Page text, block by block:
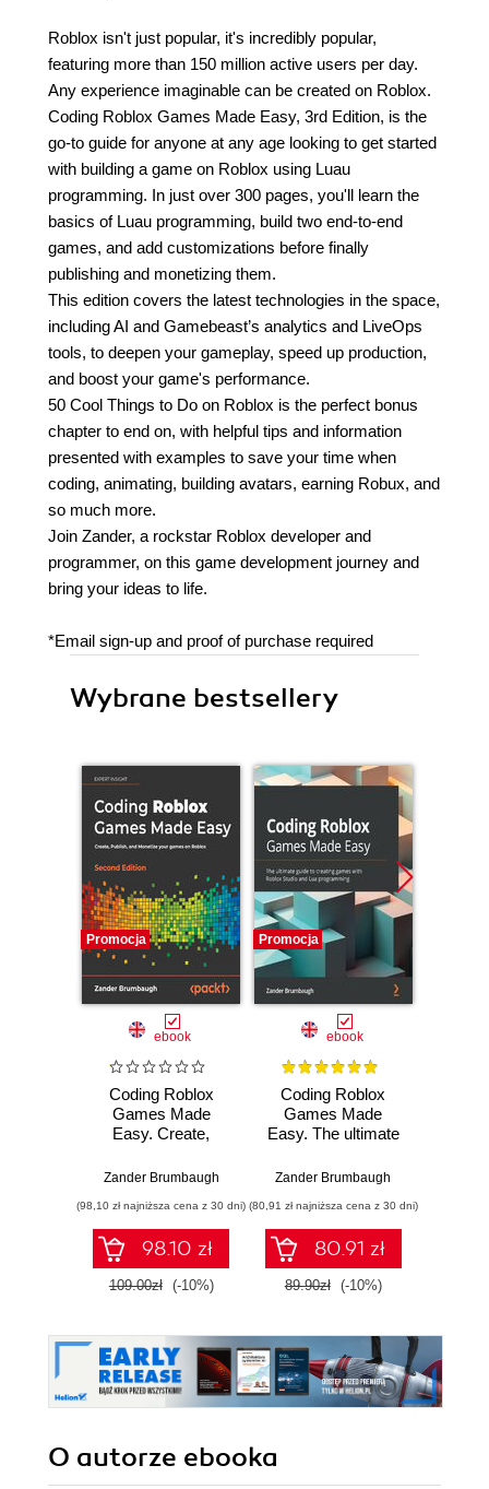
Roblox isn't just popular, it's incredibly popular,
featuring more than 150 million active users per day.
Any experience imaginable can be created on Roblox.
Coding Roblox Games Made Easy, 3rd Edition, is the
go-to guide for anyone at any age looking to get started
with building a game on Roblox using Luau
programming. In just over 300 pages, you'll learn the
basics of Luau programming, build two end-to-end
games, and add customizations before finally
publishing and monetizing them.
This edition covers the latest technologies in the space,
including AI and Gamebeast’s analytics and LiveOps
tools, to deepen your gameplay, speed up production,
and boost your game's performance.
50 Cool Things to Do on Roblox is the perfect bonus
chapter to end on, with helpful tips and information
presented with examples to save your time when
coding, animating, building avatars, earning Robux, and
so much more.
Join Zander, a rockstar Roblox developer and
programmer, on this game development journey and
bring your ideas to life.
*Email sign-up and proof of purchase required
Wybrane bestsellery
Promocja
ebook
Coding Roblox
Games Made
Easy. Create,
Monetize your
Second Edition
Zander Brumbaugh
(98,10 zł najniższa cena z 30 dni)
98.10 zł
109.00zł (-10%)
Promocja
ebook
Coding Roblox
Games Made
Easy. The ultimate
games with Roblox
programming
Zander Brumbaugh
(80,91 zł najniższa cena z 30 dni)
80.91 zł
89.90zł (-10%)
O autorze ebooka